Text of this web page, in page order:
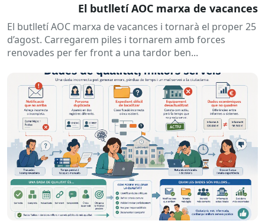
El butlletí AOC marxa de vacances
El butlletí AOC marxa de vacances i tornarà el proper 25
d’agost. Carregarem piles i tornarem amb forces
renovades per fer front a una tardor ben...